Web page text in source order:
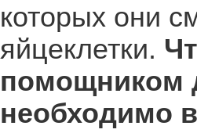
которых они
яйцеклетки.
помощником
необходимо